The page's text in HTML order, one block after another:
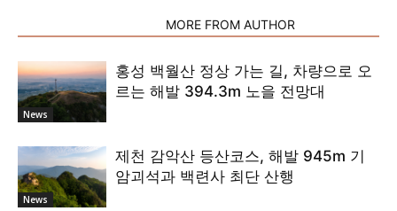
MORE FROM AUTHOR
News
홍성 백월산 정상 가는 길, 차량으로 오
르는 해발 394.3m 노을 전망대
News
제천 감악산 등산코스, 해발 945m 기
암괴석과 백련사 최단 산행